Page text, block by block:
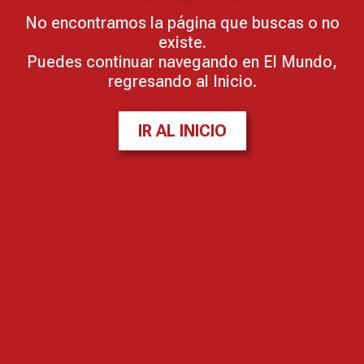
No encontramos la página que buscas o no
existe.
Puedes continuar navegando en El Mundo,
regresando al Inicio.
IR AL INICIO